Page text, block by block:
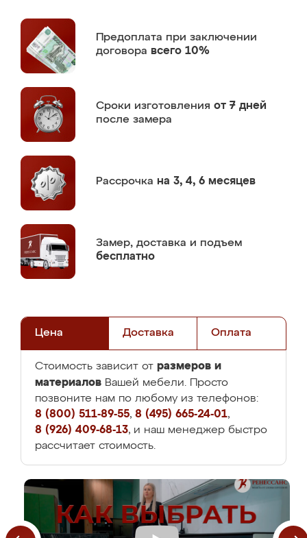
Предоплата при заключении
договора всего 10%
Сроки изготовления от 7 дней
после замера
Рассрочка на 3, 4, 6 месяцев
Замер, доставка и подъем
бесплатно
Цена Доставка Оплата
Стоимость зависит от размеров и
материалов Вашей мебели. Просто
позвоните нам по любому из телефонов:
8 (800) 511-89-55, 8 (495) 665-24-01,
8 (926) 409-68-13, и наш менеджер быстро
рассчитает стоимость.